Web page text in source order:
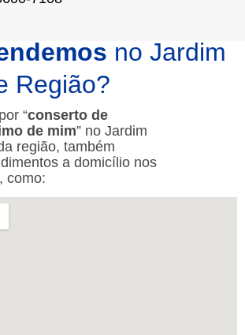
no Jardim
Região?
“conserto de
de mim” no Jardim
região, também
a domicílio nos
como: